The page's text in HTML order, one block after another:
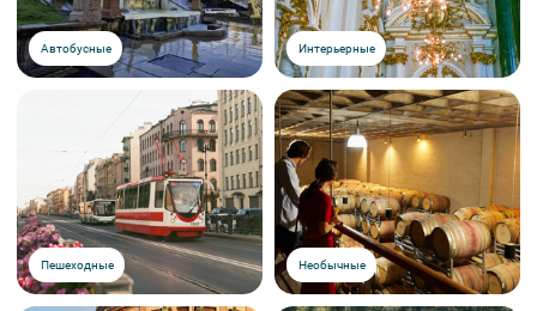
Автобусные Интерьерные
Пешеходные Необычные